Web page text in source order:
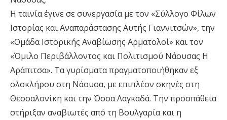
Η ταινία έγινε σε συνεργασία με τον «Σύλλογο Φίλων
Ιστορίας και Αναπαράστασης Αυτής Γιαννιτσών», την
«Ομάδα Ιστορικής Αναβίωσης Αρματολοί» και τον
«Όμιλο Περιβάλλοντος και Πολιτισμού Νάουσας Η
Αράπιτσα». Τα γυρίσματα πραγματοποιήθηκαν εξ
ολοκλήρου στη Νάουσα, με επιπλέον σκηνές στη
Θεσσαλονίκη και την Όσσα Λαγκαδά. Την προσπάθεια
στήριξαν αναβιωτές από τη Βουλγαρία και η